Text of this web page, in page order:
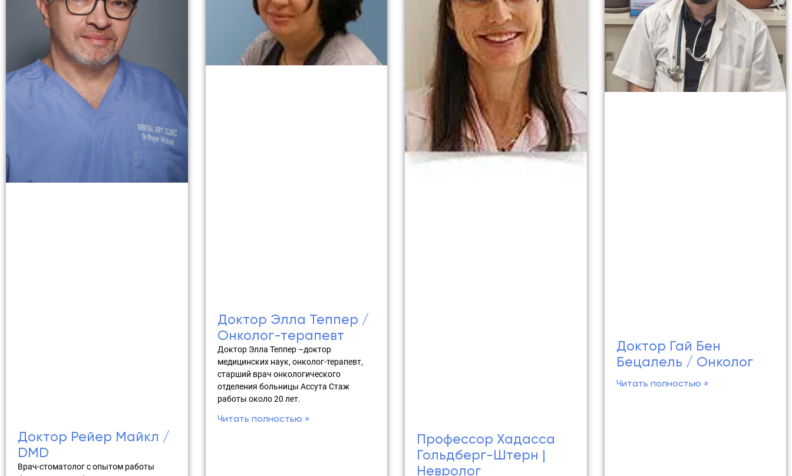
Доктор Рейер Майкл /
DMD
Врач-стоматолог с опытом работы
Доктор Элла Теппер /
Онколог-терапевт
Доктор Элла Теппер –доктор
медицинских наук, онколог-терапевт,
старший врач онкологического
отделения больницы Ассута Стаж
работы около 20 лет.
Читать полностью »
Профессор Хадасса
Гольдберг-Штерн |
Невролог
Доктор Гай Бен
Бецалель / Онколог
Читать полностью »